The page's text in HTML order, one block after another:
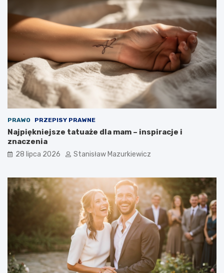
PRAWO PRZEPISY PRAWNE
Najpiękniejsze tatuaże dla mam – inspiracje i
znaczenia
28 lipca 2026 Stanisław Mazurkiewicz